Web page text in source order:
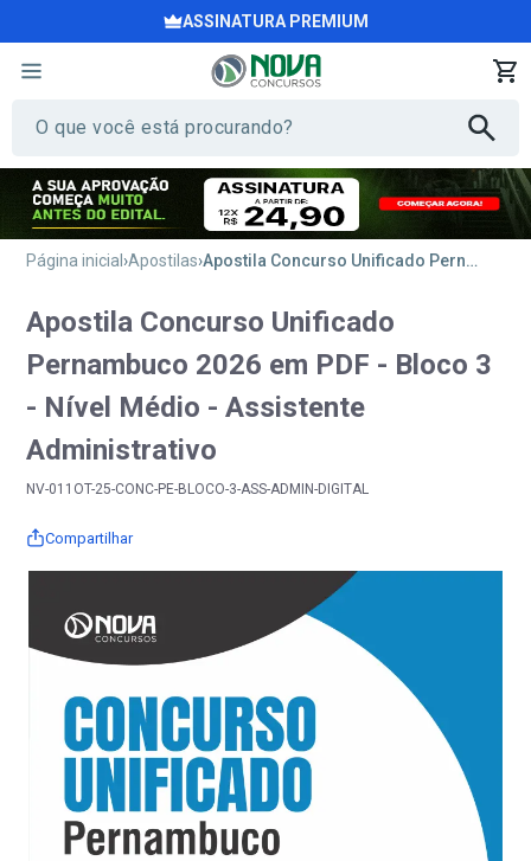
ASSINATURA PREMIUM
Página inicial Apostilas Apostila Concurso Unificado Pernambuco 2026 em PDF - Bloco 3 - Nível Médio - Assistente Administrativo
Apostila Concurso Unificado
Pernambuco 2026 em PDF - Bloco 3
- Nível Médio - Assistente
Administrativo
NV-011OT-25-CONC-PE-BLOCO-3-ASS-ADMIN-DIGITAL
Compartilhar